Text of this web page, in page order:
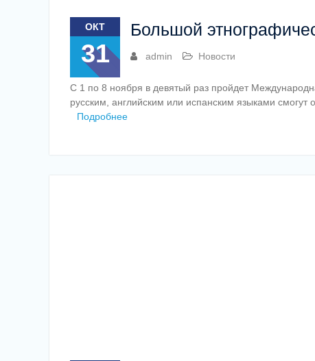
ОКТ
31
Большой
admin Новости
С 1 по 8 ноября в девятый раз пройдет
русским, английским или испанским языками
Подробнее